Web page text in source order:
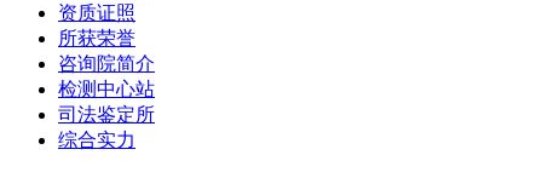
资质证照
所获荣誉
咨询院简介
检测中心站
司法鉴定所
综合实力